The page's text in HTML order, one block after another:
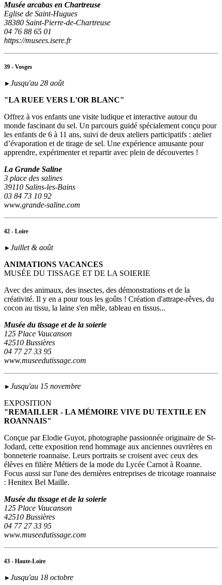
Musée arcabas en Chartreuse
Eglise de Saint-Hugues
38380 Saint-Pierre-de-Chartreuse
04 76 88 65 01
https://musees.isere.fr
39 - Vosges
► Jusqu'au 28 août
"LA RUEE VERS L'OR BLANC"
Offrez à vos enfants une visite ludique et interactive autour du
monde fascinant du sel. Un parcours guidé spécialement conçu pour
les enfants de 6 à 11 ans, suivi de deux ateliers participatifs : atelier
d’évaporation et de tirage de sel. Une expérience amusante pour
apprendre, expérimenter et repartir avec plein de découvertes !
La Grande Saline
3 place des salines
39110 Salins-les-Bains
03 84 73 10 92
www.grande-saline.com
42 - Loire
► Juillet & août
ANIMATIONS VACANCES
MUSÉE DU TISSAGE ET DE LA SOIERIE
Avec des animaux, des insectes, des démonstrations et de la
créativité. Il y en a pour tous les goûts ! Création d'attrape-rêves, du
cocon au tissu, la laine s'en mêle, tableau en tissus...
Musée du tissage et de la soierie
125 Place Vaucanson
42510 Bussières
04 77 27 33 95
www.museedutissage.com
► Jusqu'au 15 novembre
EXPOSITION
"REMAILLER - LA MÉMOIRE VIVE DU TEXTILE EN
ROANNAIS"
Conçue par Elodie Guyot, photographe passionnée originaire de St-
Jodard, cette exposition rend hommage aux anciennes ouvrières en
bonneterie roannaise. Leurs portraits se croisent avec ceux des
élèves en filière Métiers de la mode du Lycée Carnot à Roanne.
Focus aussi sur l'une des dernières entreprises de tricotage roannaise
: Henitex Bel Maille.
Musée du tissage et de la soierie
125 Place Vaucanson
42510 Bussières
04 77 27 33 95
www.museedutissage.com
43 - Haute-Loire
► Jusqu'au 18 octobre